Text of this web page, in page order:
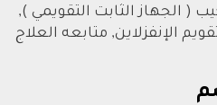
( الجهاز الثابت التقويمي ),
الإنفزلاين, متابعه العلاج